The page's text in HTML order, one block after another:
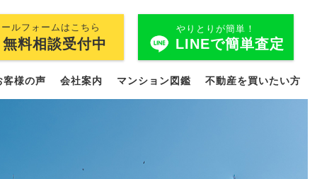
ルフォームはこちら
無料相談受付中
やりとりが簡単！
LINEで簡単査定
客様の声 会社案内 マンション図鑑 不動産を買いたい方